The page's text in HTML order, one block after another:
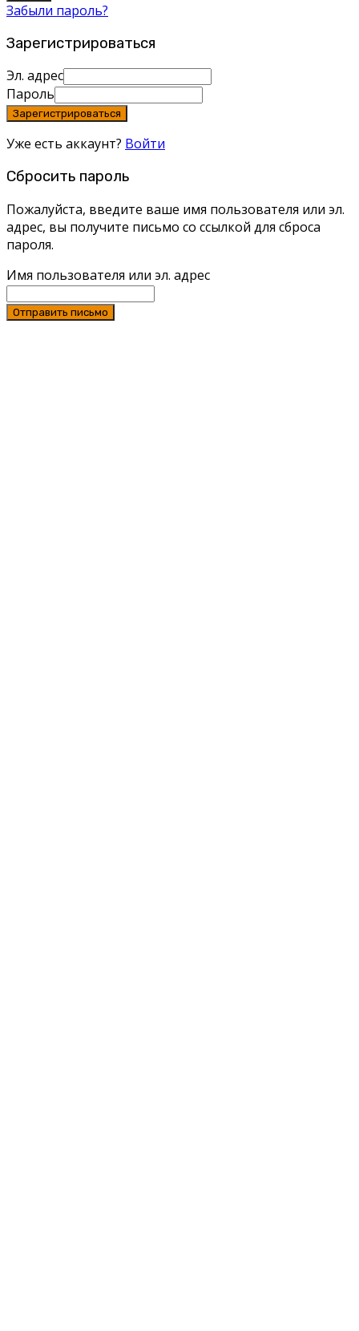
Забыли пароль?
Зарегистрироваться
Эл. адрес
Пароль
Зарегистрироваться
Уже есть аккаунт? Войти
Сбросить пароль
Пожалуйста, введите ваше имя пользователя или эл.
адрес, вы получите письмо со ссылкой для сброса
пароля.
Имя пользователя или эл. адрес
Отправить письмо